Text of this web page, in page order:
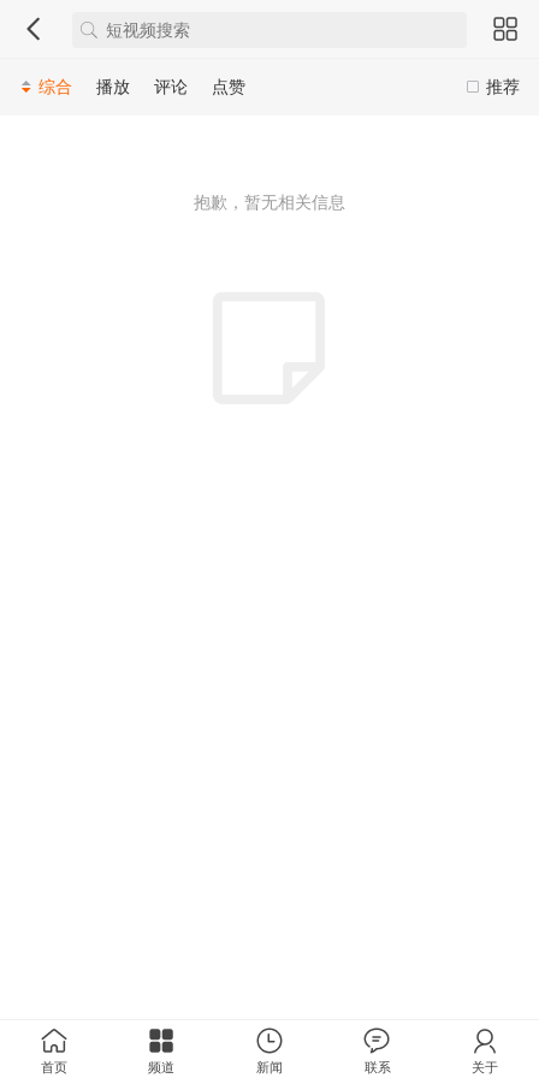
推荐
综合 播放 评论 点赞
抱歉，暂无相关信息
首页 频道 新闻 联系 关于